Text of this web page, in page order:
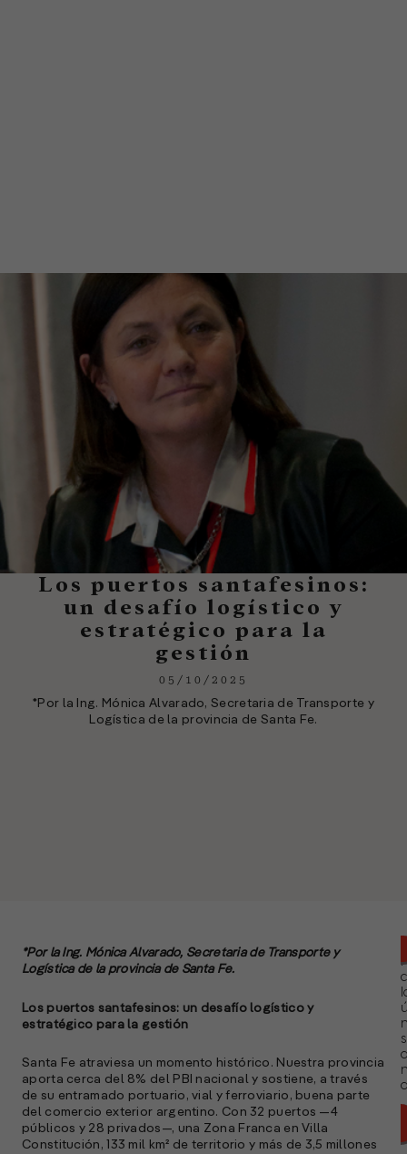
Los puertos santafesinos:
un desafío logístico y
estratégico para la
gestión
05/10/2025
*Por la Ing. Mónica Alvarado, Secretaria de Transporte y
Logística de la provincia de Santa Fe.
*Por la Ing. Mónica Alvarado, Secretaria de Transporte y
Logística de la provincia de Santa Fe.
Los puertos santafesinos: un desafío logístico y
estratégico para la gestión
Santa Fe atraviesa un momento histórico. Nuestra provincia
aporta cerca del 8% del PBI nacional y sostiene, a través
de su entramado portuario, vial y ferroviario, buena parte
del comercio exterior argentino. Con 32 puertos —4
públicos y 28 privados—, una Zona Franca en Villa
Constitución, 133 mil km² de territorio y más de 3,5 millones